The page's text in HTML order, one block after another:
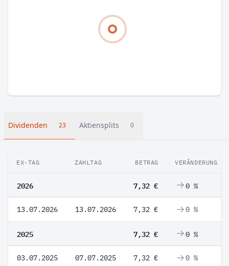
Dividenden 23 Aktiensplits 0
EX-TAG ZAHLTAG BETRAG VERÄNDERUNG
2026 7,32 € 0 %
13.07.2026 13.07.2026 7,32 € 0 %
2025 7,32 € 0 %
03.07.2025 07.07.2025 7,32 € 0 %